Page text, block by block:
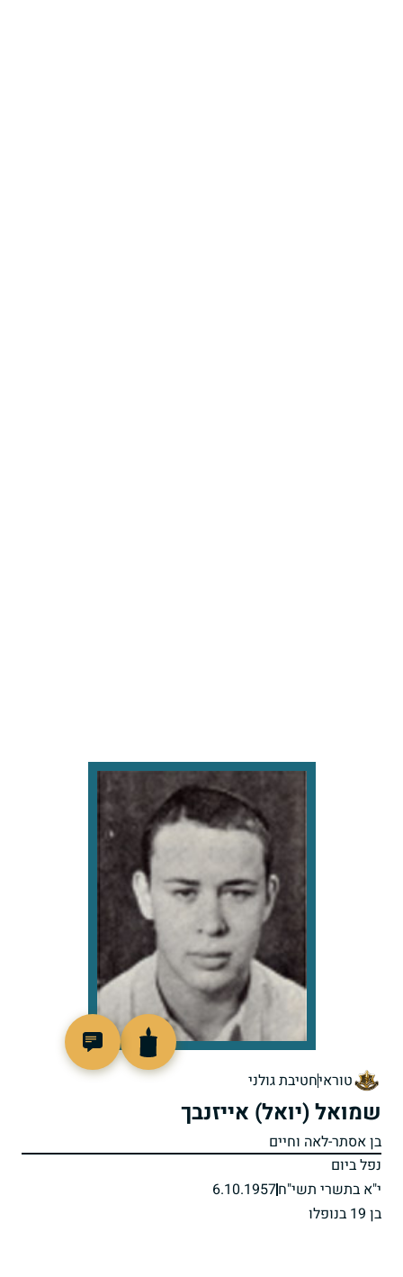
טוראיחטיבת גולני
שמואל (יואל) אייזנבך
בן אסתר-לאה וחיים
נפל ביום
י"א בתשרי תשי"ח6.10.1957
בן 19 בנופלו